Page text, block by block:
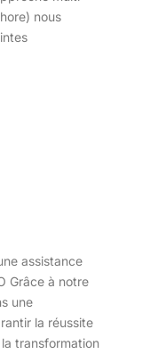
nous
assistance
Grâce à notre
une
la réussite
transformation